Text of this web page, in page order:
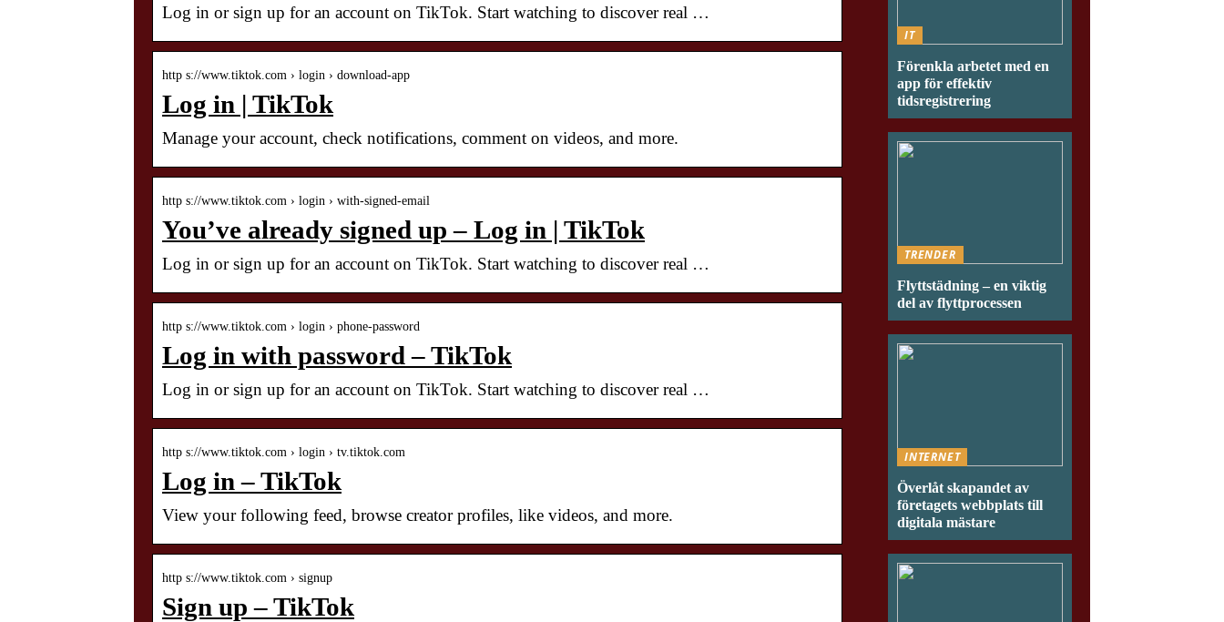
Log in or sign up for an account on TikTok. Start watching to discover real …
http s://www.tiktok.com › login › download-app
Log in | TikTok
Manage your account, check notifications, comment on videos, and more.
http s://www.tiktok.com › login › with-signed-email
You’ve already signed up – Log in | TikTok
Log in or sign up for an account on TikTok. Start watching to discover real …
http s://www.tiktok.com › login › phone-password
Log in with password – TikTok
Log in or sign up for an account on TikTok. Start watching to discover real …
http s://www.tiktok.com › login › tv.tiktok.com
Log in – TikTok
View your following feed, browse creator profiles, like videos, and more.
http s://www.tiktok.com › signup
Sign up – TikTok
IT
Förenkla arbetet med en
app för effektiv
tidsregistrering
TRENDER
Flyttstädning – en viktig
del av flyttprocessen
INTERNET
Överlåt skapandet av
företagets webbplats till
digitala mästare